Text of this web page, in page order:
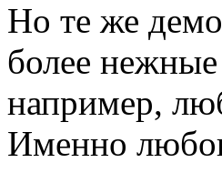
Но те же
более
например,
Именно